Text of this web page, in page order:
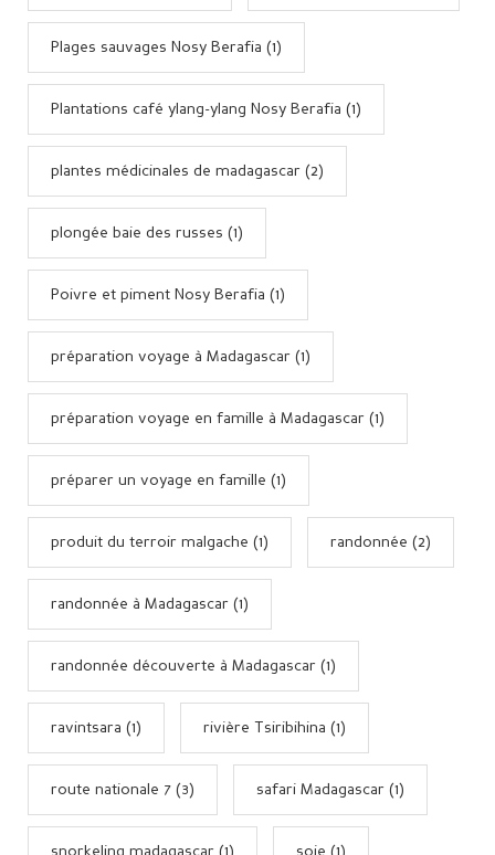
Plages sauvages Nosy Berafia (1)
Plantations café ylang-ylang Nosy Berafia (1)
plantes médicinales de madagascar (2)
plongée baie des russes (1)
Poivre et piment Nosy Berafia (1)
préparation voyage à Madagascar (1)
préparation voyage en famille à Madagascar (1)
préparer un voyage en famille (1)
produit du terroir malgache (1) randonnée (2)
randonnée à Madagascar (1)
randonnée découverte à Madagascar (1)
ravintsara (1) rivière Tsiribihina (1)
route nationale 7 (3) safari Madagascar (1)
snorkeling madagascar (1) soie (1)